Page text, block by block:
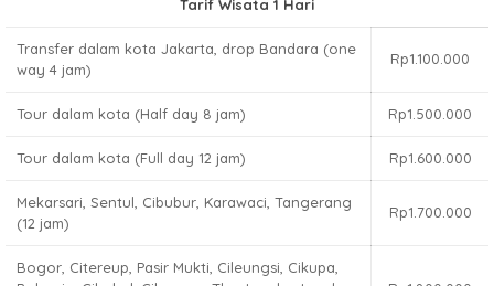
Tarif Wisata 1 Hari
Transfer dalam kota Jakarta, drop Bandara (one
way 4 jam)
Rp1.100.000
Tour dalam kota (Half day 8 jam) Rp1.500.000
Tour dalam kota (Full day 12 jam) Rp1.600.000
Mekarsari, Sentul, Cibubur, Karawaci, Tangerang
(12 jam)
Rp1.700.000
Bogor, Citereup, Pasir Mukti, Cileungsi, Cikupa,